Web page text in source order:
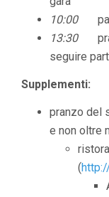
10:00
13:30
seguire
Supplementi:
pranzo del
e non oltre
(